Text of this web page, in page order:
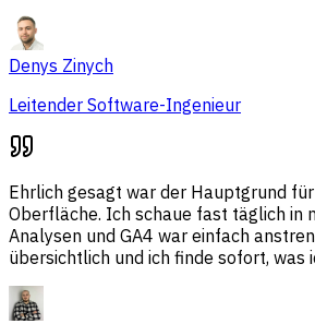
Denys Zinych
Leitender Software-Ingenieur
Ehrlich gesagt war der Hauptgrund
Oberfläche. Ich schaue fast täglich in
Analysen und GA4 war einfach
übersichtlich und ich finde sofort, was